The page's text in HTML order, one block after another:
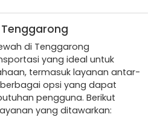
di Tenggarong
yang ideal untuk
termasuk layanan antar-
opsi yang dapat
pengguna. Berikut
yang ditawarkan: